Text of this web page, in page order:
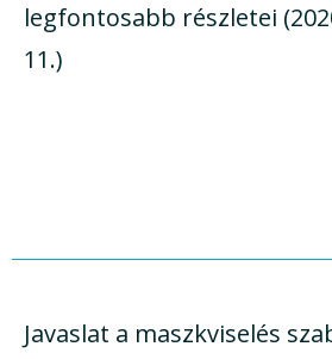
legfontosabb részletei
11.)
Javaslat a maszkviselés